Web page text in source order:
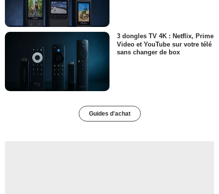
3 dongles TV 4K : Netflix, Prime
Video et YouTube sur votre télé
sans changer de box
Guides d'achat